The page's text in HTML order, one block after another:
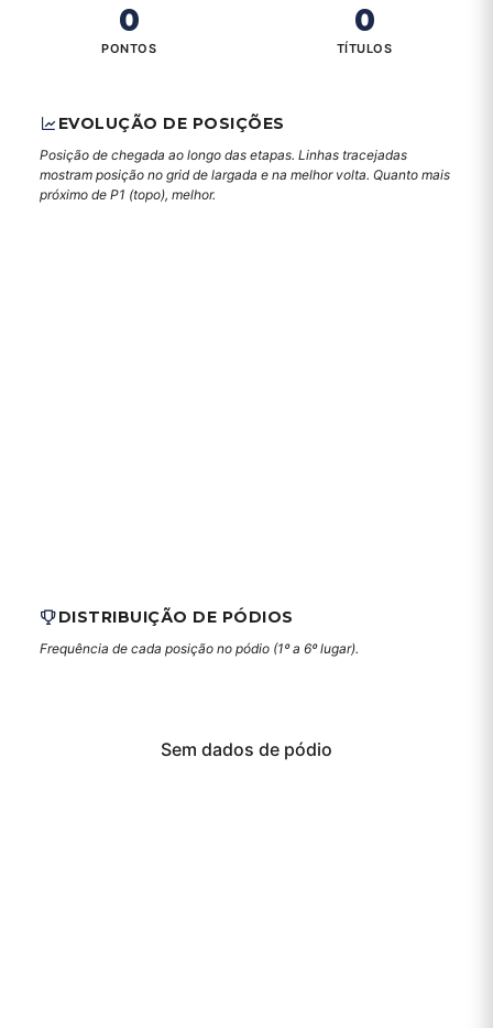
0
PONTOS
0
TÍTULOS
EVOLUÇÃO DE POSIÇÕES
Posição de chegada ao longo das etapas. Linhas tracejadas
mostram posição no grid de largada e na melhor volta. Quanto mais
próximo de P1 (topo), melhor.
DISTRIBUIÇÃO DE PÓDIOS
Frequência de cada posição no pódio (1º a 6º lugar).
Sem dados de pódio